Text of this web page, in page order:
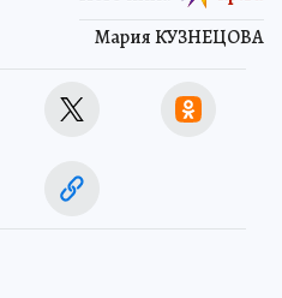
Мария КУЗНЕЦОВА